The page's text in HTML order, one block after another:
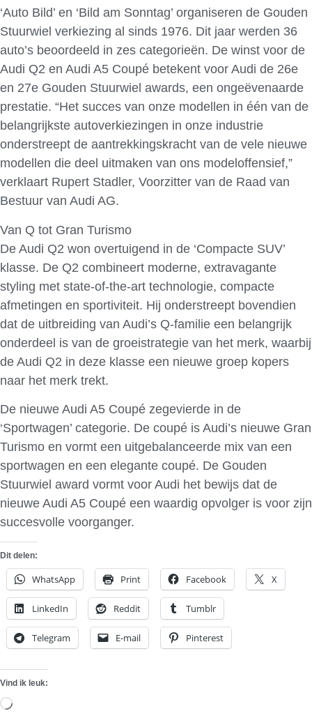
‘Auto Bild’ en ‘Bild am Sonntag’ organiseren de Gouden
Stuurwiel verkiezing al sinds 1976. Dit jaar werden 36
auto’s beoordeeld in zes categorieën. De winst voor de
Audi Q2 en Audi A5 Coupé betekent voor Audi de 26e
en 27e Gouden Stuurwiel awards, een ongeëvenaarde
prestatie. “Het succes van onze modellen in één van de
belangrijkste autoverkiezingen in onze industrie
onderstreept de aantrekkingskracht van de vele nieuwe
modellen die deel uitmaken van ons modeloffensief,”
verklaart Rupert Stadler, Voorzitter van de Raad van
Bestuur van Audi AG.
Van Q tot Gran Turismo
De Audi Q2 won overtuigend in de ‘Compacte SUV’
klasse. De Q2 combineert moderne, extravagante
styling met state-of-the-art technologie, compacte
afmetingen en sportiviteit. Hij onderstreept bovendien
dat de uitbreiding van Audi’s Q-familie een belangrijk
onderdeel is van de groeistrategie van het merk, waarbij
de Audi Q2 in deze klasse een nieuwe groep kopers
naar het merk trekt.
De nieuwe Audi A5 Coupé zegevierde in de
‘Sportwagen’ categorie. De coupé is Audi’s nieuwe Gran
Turismo en vormt een uitgebalanceerde mix van een
sportwagen en een elegante coupé. De Gouden
Stuurwiel award vormt voor Audi het bewijs dat de
nieuwe Audi A5 Coupé een waardig opvolger is voor zijn
succesvolle voorganger.
Dit delen:
WhatsApp Print Facebook X
LinkedIn Reddit Tumblr
Telegram E-mail Pinterest
Vind ik leuk:
Aan